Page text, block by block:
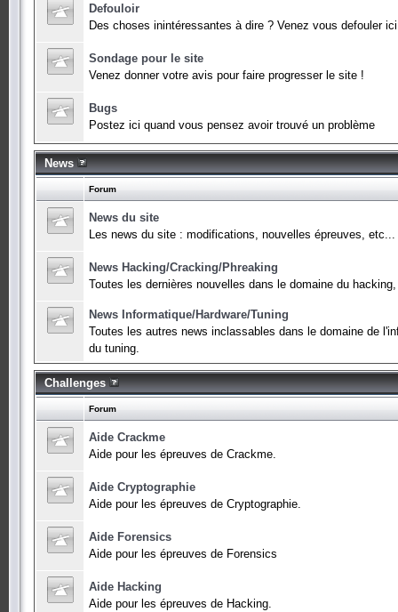
Defouloir
Des choses inintéressantes à dire ? Venez vous defouler
Sondage pour le site
Venez donner votre avis pour faire progresser le site !
Bugs
Postez ici quand vous pensez avoir trouvé un problème
News
Forum
News du site
Les news du site : modifications, nouvelles épreuves, etc...
News Hacking/Cracking/Phreaking
Toutes les dernières nouvelles dans le domaine du
News Informatique/Hardware/Tuning
Toutes les autres news inclassables dans le domaine de
du tuning.
Challenges
Forum
Aide Crackme
Aide pour les épreuves de Crackme.
Aide Cryptographie
Aide pour les épreuves de Cryptographie.
Aide Forensics
Aide pour les épreuves de Forensics
Aide Hacking
Aide pour les épreuves de Hacking.